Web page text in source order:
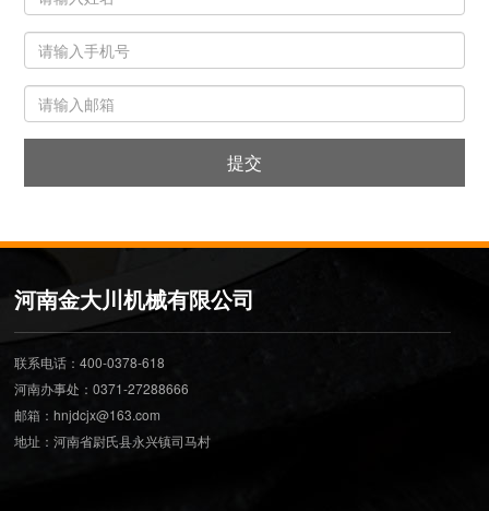
提交
河南金大川机械有限公司
联系电话：400-0378-618
河南办事处：0371-27288666
邮箱：hnjdcjx@163.com
地址：河南省尉氏县永兴镇司马村